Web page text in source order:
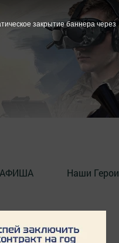
АФИША Наши Герои
закрытие баннера через